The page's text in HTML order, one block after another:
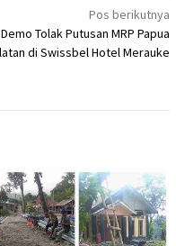
Pos berikutnya
Demo Tolak Putusan MRP Papua
di Swissbel Hotel Merauke